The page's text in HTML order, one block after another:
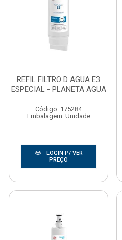
REFIL FILTRO D AGUA E3
ESPECIAL - PLANETA AGUA
Código: 175284
Embalagem: Unidade
LOGIN P/ VER
PREÇO